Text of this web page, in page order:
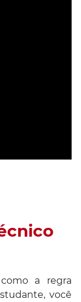
a regra
você